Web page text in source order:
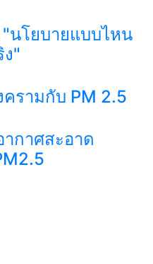
นโยบายแบบไหน
"
รามกับ PM 2.5
กาศสะอาด